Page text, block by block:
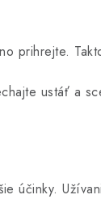
prihrejte.
ustáť a
účinky.